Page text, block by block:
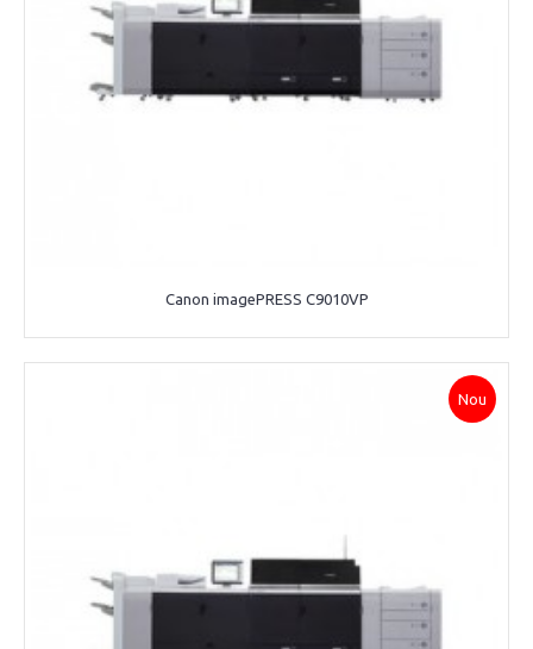
Canon imagePRESS C9010VP
Nou